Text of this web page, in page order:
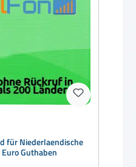
für Niederlaendische
Guthaben